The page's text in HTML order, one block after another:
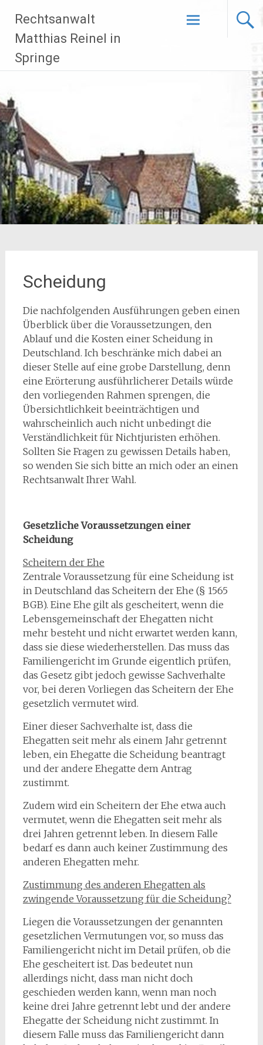
Inhalt
springen
Rechtsanwalt
Matthias Reinel in
Springe
Scheidung
Die nachfolgenden Ausführungen geben einen
Überblick über die Voraussetzungen, den
Ablauf und die Kosten einer Scheidung in
Deutschland. Ich beschränke mich dabei an
dieser Stelle auf eine grobe Darstellung, denn
eine Erörterung ausführlicherer Details würde
den vorliegenden Rahmen sprengen, die
Übersichtlichkeit beeinträchtigen und
wahrscheinlich auch nicht unbedingt die
Verständlichkeit für Nichtjuristen erhöhen.
Sollten Sie Fragen zu gewissen Details haben,
so wenden Sie sich bitte an mich oder an einen
Rechtsanwalt Ihrer Wahl.
Gesetzliche Voraussetzungen einer
Scheidung
Scheitern der Ehe
Zentrale Voraussetzung für eine Scheidung ist
in Deutschland das Scheitern der Ehe (§ 1565
BGB). Eine Ehe gilt als gescheitert, wenn die
Lebensgemeinschaft der Ehegatten nicht
mehr besteht und nicht erwartet werden kann,
dass sie diese wiederherstellen. Das muss das
Familiengericht im Grunde eigentlich prüfen,
das Gesetz gibt jedoch gewisse Sachverhalte
vor, bei deren Vorliegen das Scheitern der Ehe
gesetzlich vermutet wird.
Einer dieser Sachverhalte ist, dass die
Ehegatten seit mehr als einem Jahr getrennt
leben, ein Ehegatte die Scheidung beantragt
und der andere Ehegatte dem Antrag
zustimmt.
Zudem wird ein Scheitern der Ehe etwa auch
vermutet, wenn die Ehegatten seit mehr als
drei Jahren getrennt leben. In diesem Falle
bedarf es dann auch keiner Zustimmung des
anderen Ehegatten mehr.
Zustimmung des anderen Ehegatten als
zwingende Voraussetzung für die Scheidung?
Liegen die Voraussetzungen der genannten
gesetzlichen Vermutungen vor, so muss das
Familiengericht nicht im Detail prüfen, ob die
Ehe gescheitert ist. Das bedeutet nun
allerdings nicht, dass man nicht doch
geschieden werden kann, wenn man noch
keine drei Jahre getrennt lebt und der andere
Ehegatte der Scheidung nicht zustimmt. In
diesem Falle muss das Familiengericht dann